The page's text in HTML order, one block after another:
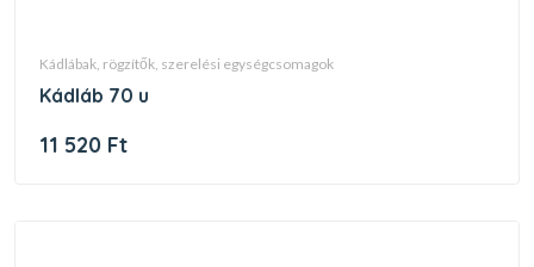
kádlábak, rögzítők, szerelési egységcsomagok
kádláb 70 u
11 520 Ft